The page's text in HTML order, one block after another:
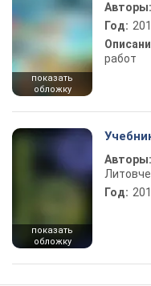
показать
обложку
Авторы:
Год:
работ
показать
обложку
Авторы:
Год: